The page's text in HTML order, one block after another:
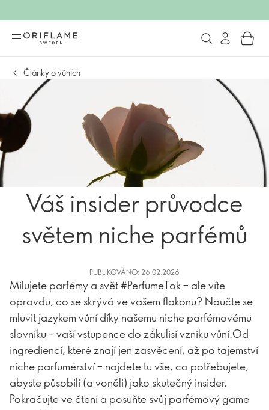
Články o vůních
Váš insider průvodce
světem niche parfémů
PUBLIKOVÁNO: 26.02.2026
Milujete parfémy a svět #PerfumeTok – ale víte
opravdu, co se skrývá ve vašem flakonu? Naučte se
mluvit jazykem vůní díky našemu niche parfémovému
slovníku – vaší vstupence do zákulisí vzniku vůní.Od
ingrediencí, které znají jen zasvěcení, až po tajemství
niche parfumérství – najdete tu vše, co potřebujete,
abyste působili (a voněli) jako skutečný insider.
Pokračujte ve čtení a posuňte svůj parfémový game